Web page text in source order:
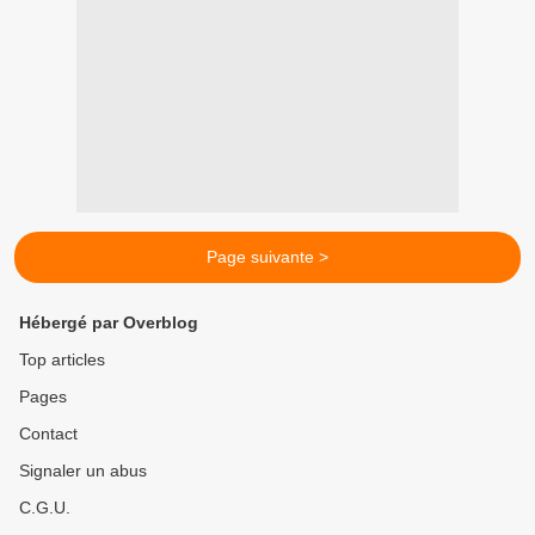
Page suivante >
Hébergé par Overblog
Top articles
Pages
Contact
Signaler un abus
C.G.U.